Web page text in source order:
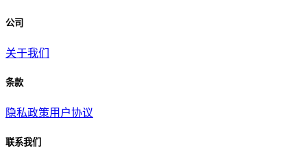
公司
关于我们
条款
隐私政策用户协议
联系我们